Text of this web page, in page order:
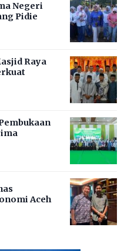
Negeri
Pidie
Raya
Aceh